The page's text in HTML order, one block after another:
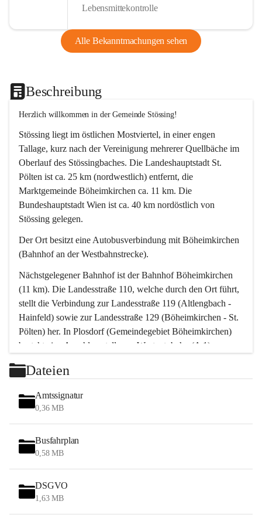
Lebensmittekontrolle
Alle Bekanntmachungen sehen
Beschreibung
Herzlich willkommen in der Gemeinde Stössing!
Stössing liegt im östlichen Mostviertel, in einer engen
Tallage, kurz nach der Vereinigung mehrerer Quellbäche im
Oberlauf des Stössingbaches. Die Landeshauptstadt St.
Pölten ist ca. 25 km (nordwestlich) entfernt, die
Marktgemeinde Böheimkirchen ca. 11 km. Die
Bundeshauptstadt Wien ist ca. 40 km nordöstlich von
Stössing gelegen.
Der Ort besitzt eine Autobusverbindung mit Böheimkirchen
(Bahnhof an der Westbahnstrecke).
Nächstgelegener Bahnhof ist der Bahnhof Böheimkirchen
(11 km). Die Landesstraße 110, welche durch den Ort führt,
stellt die Verbindung zur Landesstraße 119 (Altlengbach -
Hainfeld) sowie zur Landesstraße 129 (Böheimkirchen - St.
Pölten) her. In Plosdorf (Gemeindegebiet Böheimkirchen)
besteht eine Anschlussstelle zur Westautobahn (A 1).
Wien erreicht man in ca. 45 Minuten.
Stössing zählt noch zum Naherholungsraum Wien sowie
zum Naherholungsraum St. Pölten. Viele Bauernhöfe hatten
„ihre Wiener“. Seit 1960 bauten viele Wiener
Wochenendhäuser im Gemeindegebiet. Wegen des
waldreichen Jagdgebietes haben viele Jagdpächter ihre
Das Wandern ist aus touristischer Sicht die bedeutendste
Tätigkeit. Das hügelige Gebiet mit Wanderwegen durch
Wiesen, Wälder und Obstkulturen lädt dazu ein. Gefördert
Dateien
Amtssignatur
0,36 MB
Busfahrplan
0,58 MB
DSGVO
1,63 MB